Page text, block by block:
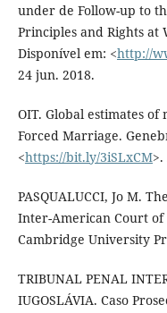
under de Follow-up to
Principles and Rights at
Disponível em: <http://
24 jun. 2018.
OIT. Global estimates
Forced Marriage.
<https://bit.ly/3iSLxCM>.
PASQUALUCCI, Jo M.
Inter-American Court of
Cambridge University
TRIBUNAL PENAL
IUGOSLÁVIA. Caso